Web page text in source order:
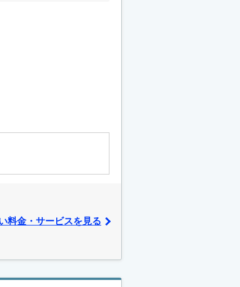
料金・サービスを見る